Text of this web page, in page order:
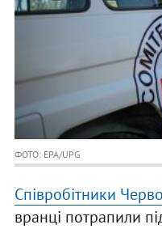
ФОТО: EPA/UPG
Співробітники
вранці потрапили